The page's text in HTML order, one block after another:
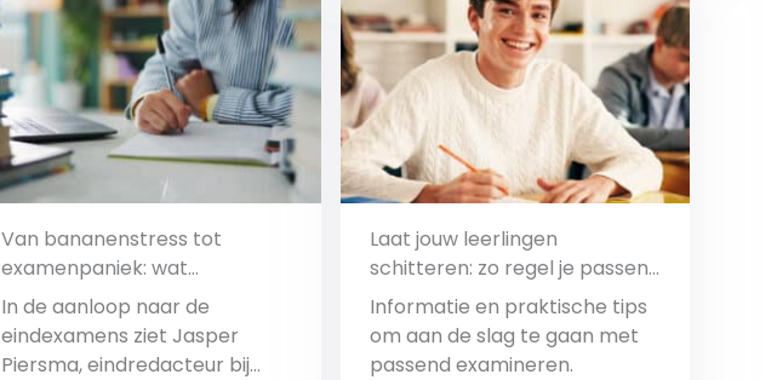
Van bananenstress tot
examenpaniek: wat
examenleerlingen écht
bezighoudt
In de aanloop naar de
eindexamens ziet Jasper
Piersma, eindredacteur bij
Laat jouw leerlingen
schitteren: zo regel je passend
examineren
Informatie en praktische tips
om aan de slag te gaan met
passend examineren.